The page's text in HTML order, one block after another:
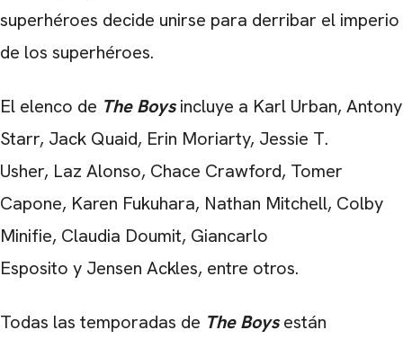
superhéroes decide unirse para derribar el imperio
de los superhéroes.
El elenco de The Boysincluye a Karl Urban, Antony
Starr, Jack Quaid, Erin Moriarty, Jessie T.
Usher, Laz Alonso, Chace Crawford, Tomer
Capone, Karen Fukuhara, Nathan Mitchell, Colby
Minifie, Claudia Doumit, Giancarlo
Esposito y Jensen Ackles, entre otros.
Todas las temporadas de The Boysestán